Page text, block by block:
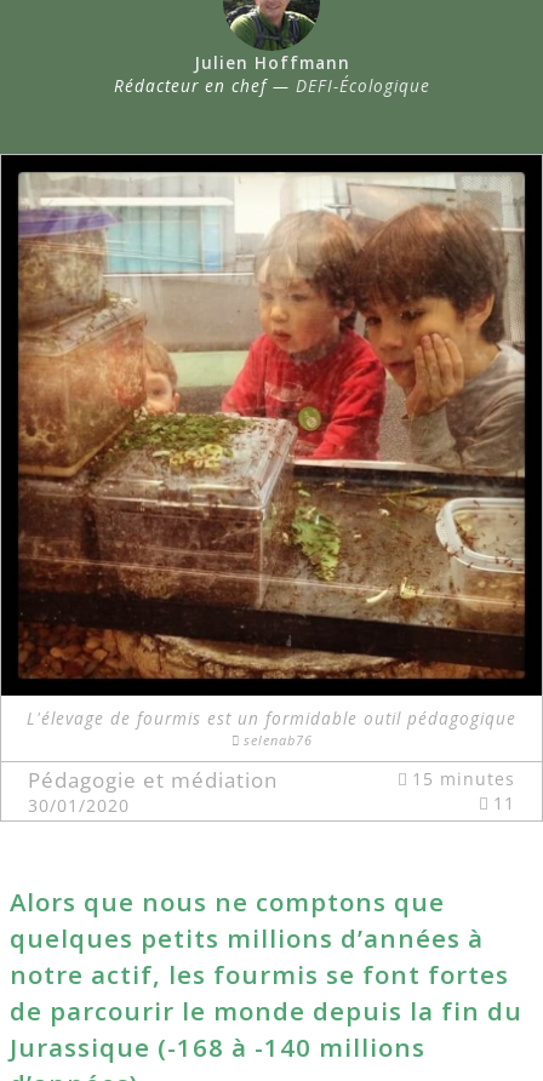
Julien Hoffmann
Rédacteur en chef — DEFI-Écologique
L'élevage de fourmis est un formidable outil pédagogique
selenab76
Pédagogie et médiation
30/01/2020
15 minutes
11
Alors que nous ne comptons que
quelques petits millions d’années à
notre actif, les fourmis se font fortes
de parcourir le monde depuis la fin du
Jurassique (-168 à -140 millions